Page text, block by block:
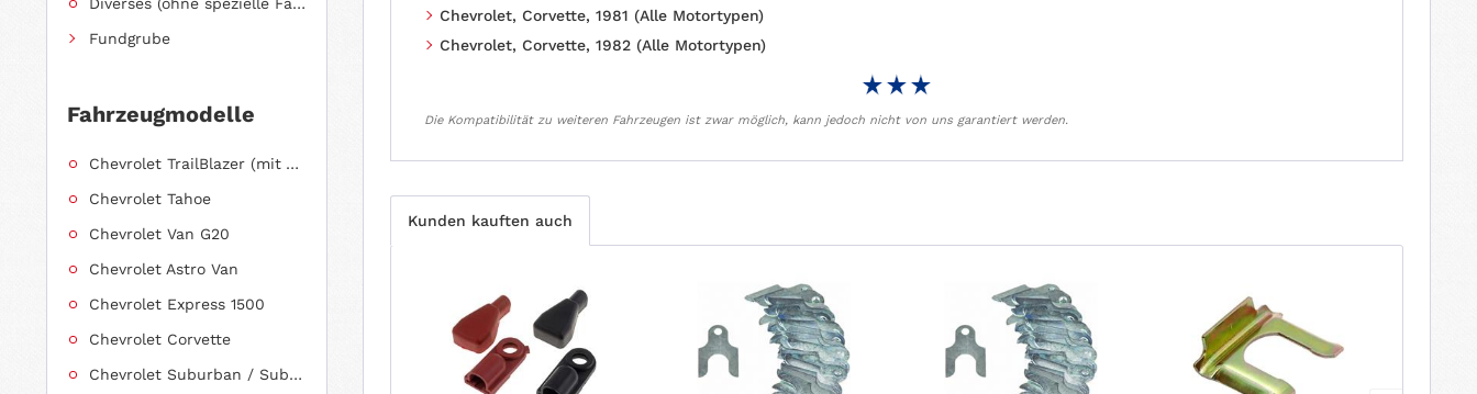
Fundgrube
Fahrzeugmodelle
Chevrolet TrailBlazer (mit Allradantrieb)
Chevrolet Tahoe
Chevrolet Van G20
Chevrolet Astro Van
Chevrolet Express 1500
Chevrolet Corvette
Chevrolet Suburban / Suburban 1500
Chevrolet, Corvette, 1981 (Alle Motortypen)
Chevrolet, Corvette, 1982 (Alle Motortypen)
Die Kompatibilität zu weiteren Fahrzeugen ist zwar möglich, kann jedoch nicht von uns garantiert werden.
Kunden kauften auch